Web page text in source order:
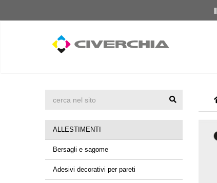
ALLESTIMENTI
Bersagli e sagome
Adesivi decorativi per pareti